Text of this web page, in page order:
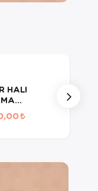
HALI
PR 3018